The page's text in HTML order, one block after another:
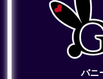
バニ